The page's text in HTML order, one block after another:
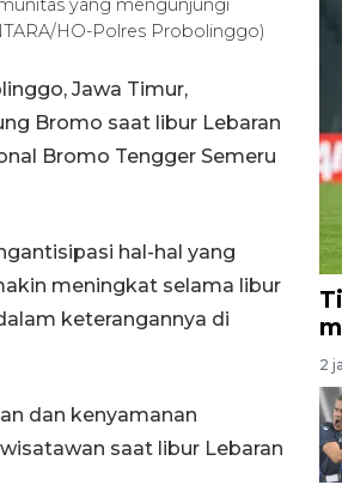
yang mengunjungi
HO-Polres Probolinggo)
Jawa Timur,
Bromo saat libur Lebaran
Bromo Tengger Semeru
hal-hal yang
meningkat selama libur
keterangannya di
dan kenyamanan
saat libur Lebaran
2